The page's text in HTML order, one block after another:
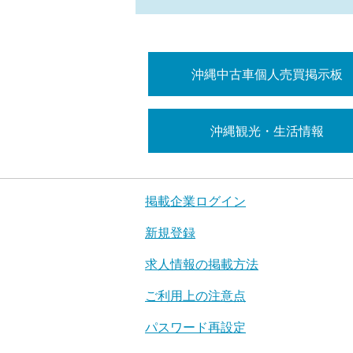
沖縄中古車個人売買掲示板
沖縄観光・生活情報
掲載企業ログイン
新規登録
求人情報の掲載方法
ご利用上の注意点
パスワード再設定